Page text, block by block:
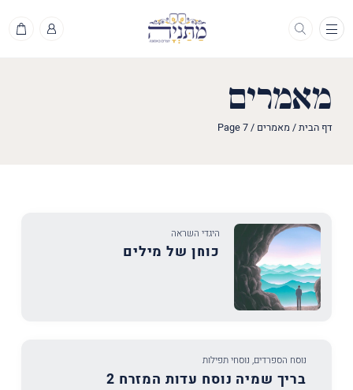
תפריט
מאמרים
דף הבית/ מאמרים /
Page 7
היגדי השראה
כוחן של מילים
נוסח הספרדים, נוסחי תפילות
בריך שמיה נוסח עדות המזרח 2